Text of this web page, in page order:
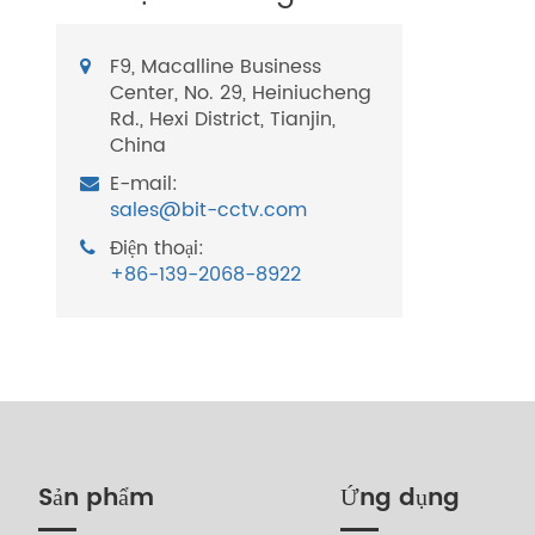
F9, Macalline Business
Center, No. 29, Heiniucheng
Rd., Hexi District, Tianjin,
China
E-mail:
sales@bit-cctv.com
Điện thoại:
+86-139-2068-8922
Sản phẩm Ứng dụng